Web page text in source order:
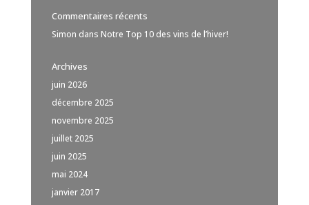
Commentaires récents
Simon dans Notre Top 10 des vins de l’hiver!
Archives
juin 2026
décembre 2025
novembre 2025
juillet 2025
juin 2025
mai 2024
janvier 2017